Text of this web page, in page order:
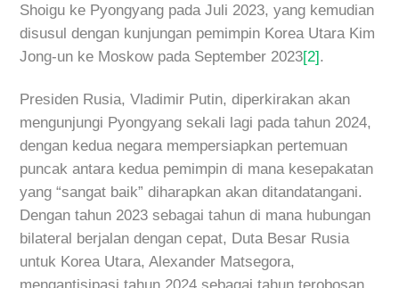
Shoigu ke Pyongyang pada Juli 2023, yang kemudian
disusul dengan kunjungan pemimpin Korea Utara Kim
Jong-un ke Moskow pada September 2023[2].
Presiden Rusia, Vladimir Putin, diperkirakan akan
mengunjungi Pyongyang sekali lagi pada tahun 2024,
dengan kedua negara mempersiapkan pertemuan
puncak antara kedua pemimpin di mana kesepakatan
yang “sangat baik” diharapkan akan ditandatangani.
Dengan tahun 2023 sebagai tahun di mana hubungan
bilateral berjalan dengan cepat, Duta Besar Rusia
untuk Korea Utara, Alexander Matsegora,